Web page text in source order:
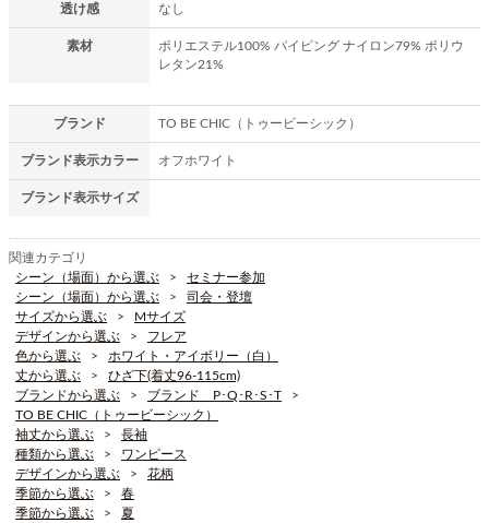
透け感 なし
素材
ポリエステル100% パイピング ナイロン79% ポリウ
レタン21%
ブランド TO BE CHIC（トゥービーシック）
ブランド表示カラー オフホワイト
ブランド表示サイズ
関連カテゴリ
シーン（場面）から選ぶ
セミナー参加
シーン（場面）から選ぶ
司会・登壇
サイズから選ぶ
Mサイズ
デザインから選ぶ
フレア
色から選ぶ
ホワイト・アイボリー（白）
丈から選ぶ
ひざ下(着丈96-115cm)
ブランドから選ぶ
ブランド P･Q･R･S･T
TO BE CHIC（トゥービーシック）
袖丈から選ぶ
長袖
種類から選ぶ
ワンピース
デザインから選ぶ
花柄
季節から選ぶ
春
季節から選ぶ
夏